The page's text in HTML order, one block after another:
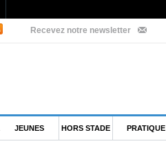
Recevez notre newsletter
JEUNES HORS STADE PRATIQUE